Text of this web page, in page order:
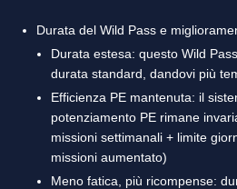
Durata del Wild Pass e
Durata estesa: questo Wild
durata standard, dandovi più
Efficienza PE mantenuta: il
potenziamento PE rimane
missioni settimanali + limite
missioni aumentato)
Meno fatica, più ricompense: